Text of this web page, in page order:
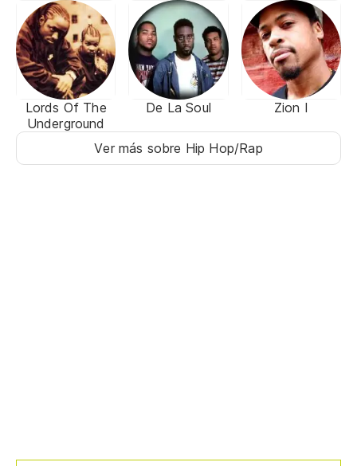
Lords Of The
Underground
De La Soul Zion I
Ver más sobre Hip Hop/Rap